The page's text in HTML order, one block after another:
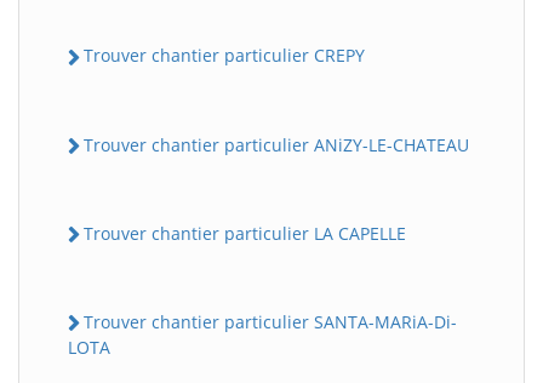
Trouver chantier particulier CREPY
Trouver chantier particulier ANiZY-LE-CHATEAU
Trouver chantier particulier LA CAPELLE
Trouver chantier particulier SANTA-MARiA-Di-
LOTA